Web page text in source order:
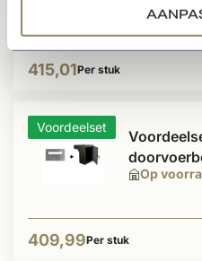
Op
415,01Per stuk
Voordeelset
Op
409,99Per stuk